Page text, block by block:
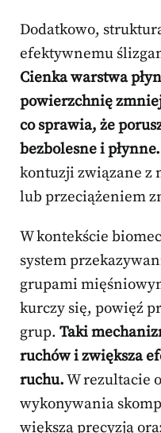
Dodatkowo,
efektywnemu
Cienka warstwa
powierzchnię
co sprawia, że
bezbolesne i płynne.
kontuzji związane z
lub przeciążeniem
W kontekście
system
grupami
kurczy się, powięź
grup. Taki
ruchów i zwiększa
ruchu.W rezultacie
wykonywania
większą precyzją